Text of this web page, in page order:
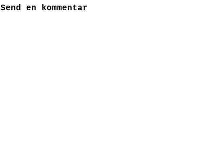
Send en kommentar